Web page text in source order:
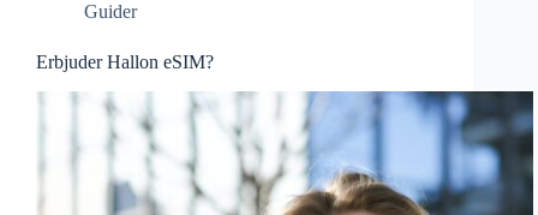
Guider
Erbjuder Hallon eSIM?